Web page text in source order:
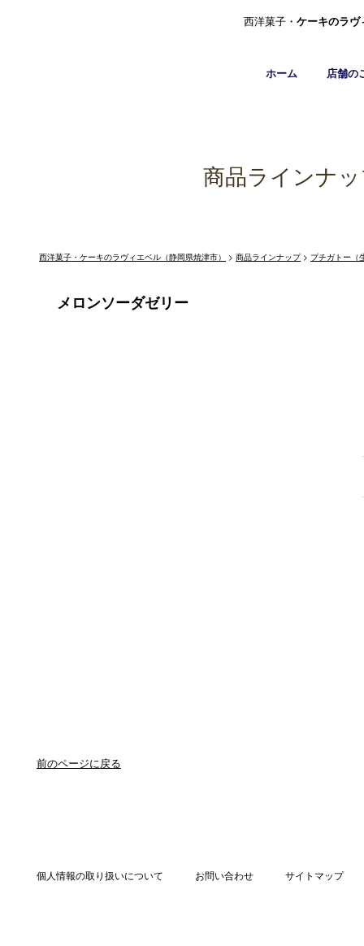
西洋菓子・ ケーキのラヴ
ホーム 店舗の
商品ラインナ
西洋菓子・ケーキのラヴィエベル（静岡県焼津市） > 商品ラインナップ> プチガトー（
メロンソーダゼリー
前のページに戻る
個人情報の取り扱いについて お問い合わせ サイトマップ